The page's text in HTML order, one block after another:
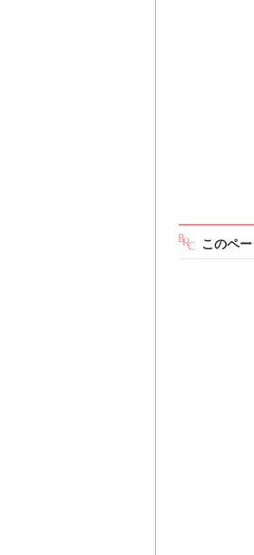
このペ